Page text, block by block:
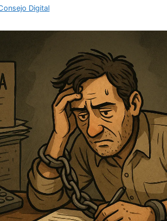
Digital